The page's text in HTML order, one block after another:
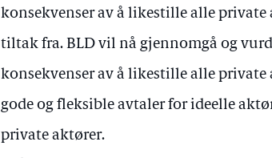
konsekvenser av å likestille alle
tiltak fra. BLD vil nå gjennomgå og
konsekvenser av å likestille alle private
gode og fleksible avtaler for ideelle
private aktører.